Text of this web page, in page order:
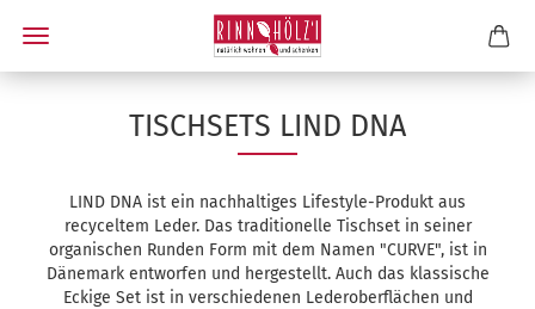
TISCHSETS LIND DNA
LIND DNA ist ein nachhaltiges Lifestyle-Produkt aus
recyceltem Leder. Das traditionelle Tischset in seiner
organischen Runden Form mit dem Namen "CURVE", ist in
Dänemark entworfen und hergestellt. Auch das klassische
Eckige Set ist in verschiedenen Lederoberflächen und